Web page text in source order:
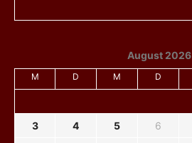
August 2026
M D M D
3
4 5 6